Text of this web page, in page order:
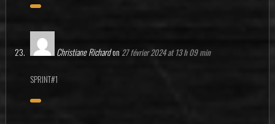
Christiane Richardon 27 février 2024 at 13 h 09 min
SPRINT#1